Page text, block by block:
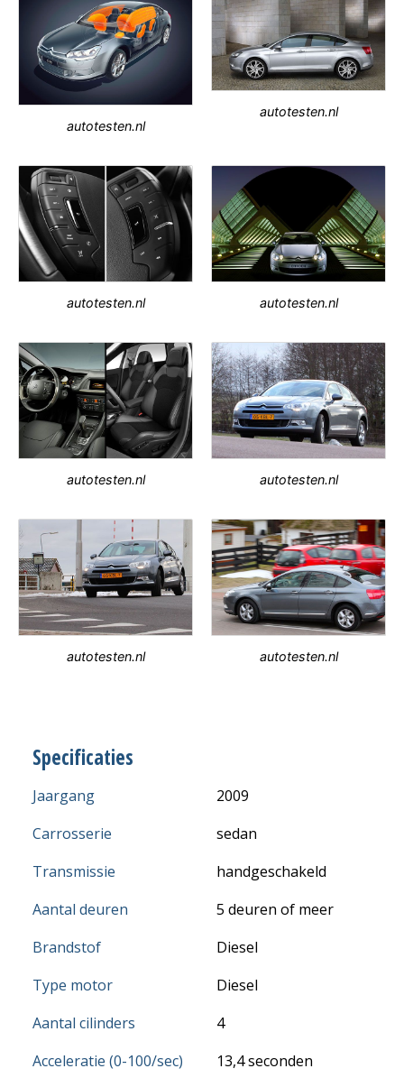
autotesten.nl
autotesten.nl
autotesten.nl autotesten.nl
autotesten.nl autotesten.nl
autotesten.nl autotesten.nl
Specificaties
Jaargang
2009
Carrosserie
sedan
Transmissie
handgeschakeld
Aantal deuren
5 deuren of meer
Brandstof
Diesel
Type motor
Diesel
Aantal cilinders
4
Acceleratie (0-100/sec)
13,4 seconden